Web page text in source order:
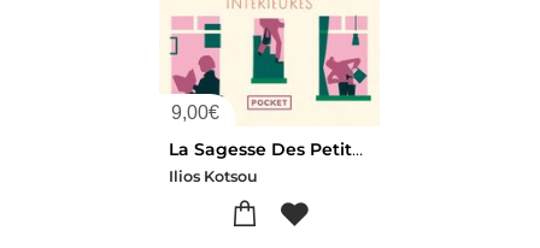
9,00€
La Sagesse Des Petits Riens : Se Liberer Des Prisons Interieures
Ilios Kotsou